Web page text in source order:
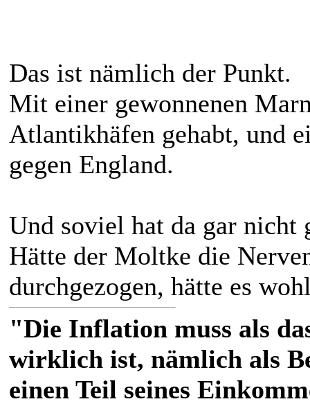
Das ist nämlich der Punkt.
Mit einer gewonnenen
Atlantikhäfen gehabt, und
gegen England.
Und soviel hat da gar nicht
Hätte der Moltke die
durchgezogen, hätte es
"Die Inflation muss als
wirklich ist, nämlich als
einen Teil seines